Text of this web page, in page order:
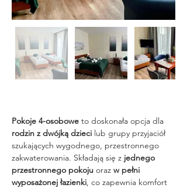
Pokoje 4-osobowe to doskonała opcja dla
rodzin z dwójką dzieci lub grupy przyjaciół
szukających wygodnego, przestronnego
zakwaterowania. Składają się z jednego
przestronnego pokoju oraz w pełni
wyposażonej łazienki, co zapewnia komfort